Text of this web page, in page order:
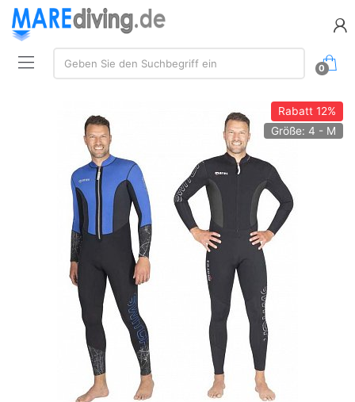
Suche:
Geben Sie den Suchbegriff ein
0
Rabatt12%
Größe: 4 - M